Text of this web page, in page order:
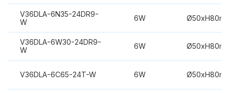
V36DLA-6N35-24DR9-
W
6W
V36DLA-6W30-24DR9-
W
6W
V36DLA-6C65-24T-W 6W